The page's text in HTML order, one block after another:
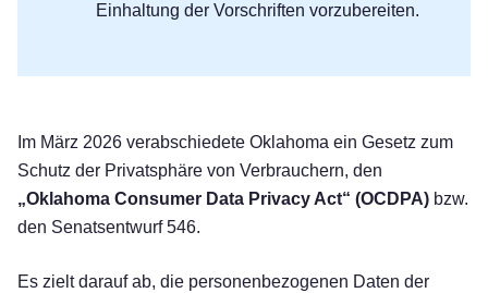
Einhaltung der Vorschriften vorzubereiten.
Im März 2026 verabschiedete Oklahoma ein Gesetz zum
Schutz der Privatsphäre von Verbrauchern, den
„Oklahoma Consumer Data Privacy Act“ (OCDPA) bzw.
den Senatsentwurf 546.
Es zielt darauf ab, die personenbezogenen Daten der